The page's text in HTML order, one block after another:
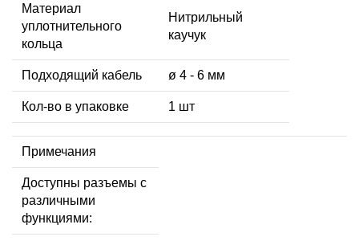
Материал
уплотнительного
кольца
Нитрильный
каучук
Подходящий кабель ø 4 - 6 мм
Кол-во в упаковке 1 шт
Примечания
Доступны разъемы с
различными
функциями: